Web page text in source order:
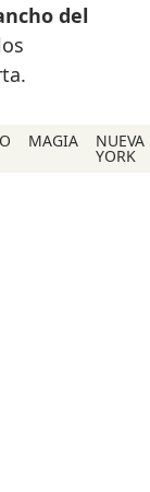
del
MAGIA NUEVA
YORK